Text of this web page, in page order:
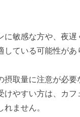
敏感な方や、夜遅
ている可能性があ
摂取量に注意が必要
けやすい方は、カ
ません。